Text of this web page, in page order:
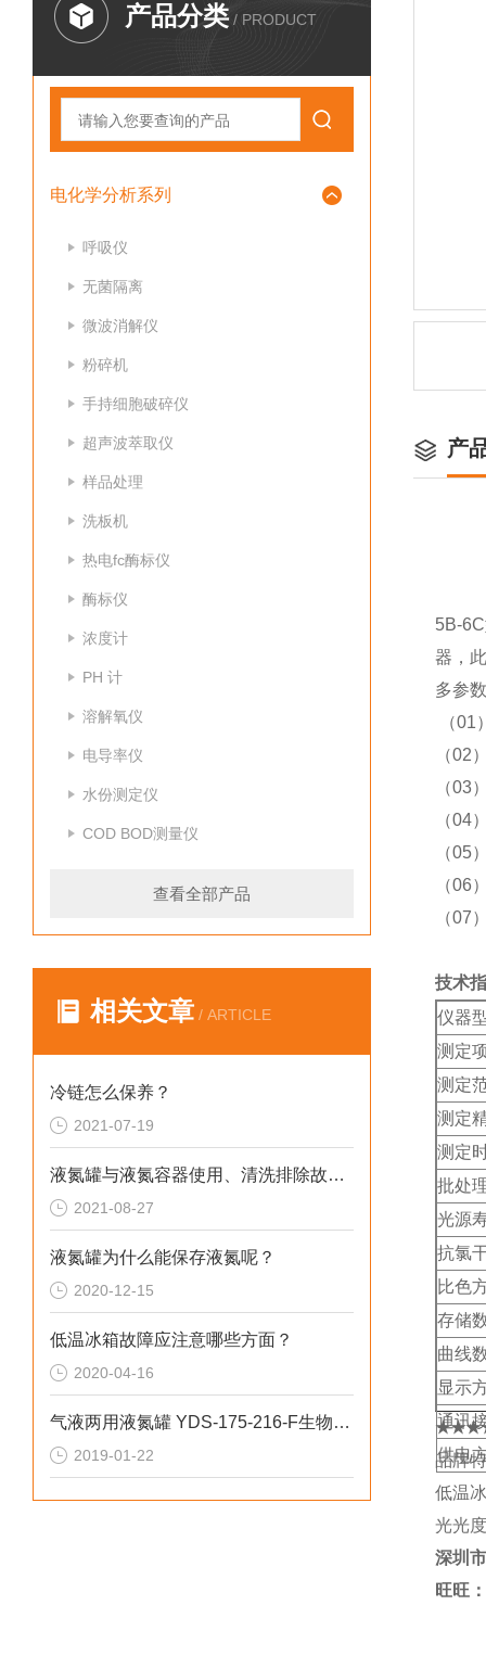
产品分类 / PRODUCT
电化学分析系列
呼吸仪
无菌隔离
微波消解仪
粉碎机
手持细胞破碎仪
超声波萃取仪
样品处理
洗板机
热电fc酶标仪
酶标仪
浓度计
PH 计
溶解氧仪
电导率仪
水份测定仪
COD BOD测量仪
查看全部产品
相关文章 / ARTICLE
冷链怎么保养？
2021-07-19
液氮罐与液氮容器使用、清洗排除故障、选购、保修
2021-08-27
液氮罐为什么能保存液氮呢？
2020-12-15
低温冰箱故障应注意哪些方面？
2020-04-16
气液两用液氮罐 YDS-175-216-F生物容器
2019-01-22
产
5B-
器，
多参
（
（02
（03
（04
（05
（06
（07
技术
仪器
测定
测定
测定
测定
批处
光源
抗氯
比色
存储
曲线
显示
通讯
供电
品牌
低温
光光
深圳
旺